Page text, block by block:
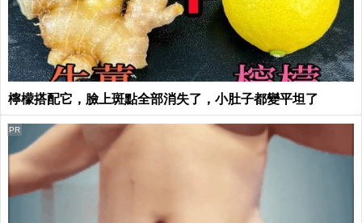
檸檬搭配它，臉上斑點全部消失了，小肚子都變平坦了
PR